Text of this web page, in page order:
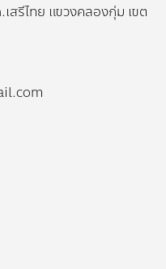
สรีไทย แขวงคลองกุ่ม เขต